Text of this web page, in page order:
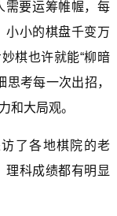
需要运筹帷幄，每
小小的棋盘千变万
棋也许就能“柳暗
考每一次出招，
和大局观。
了各地棋院的老
理科成绩都有明显